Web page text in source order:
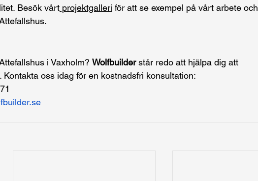
Besök vårt projektgalleri för att se exempel på vårt arbete och
i Vaxholm? Wolfbuilder står redo att hjälpa dig att
oss idag för en kostnadsfri konsultation: